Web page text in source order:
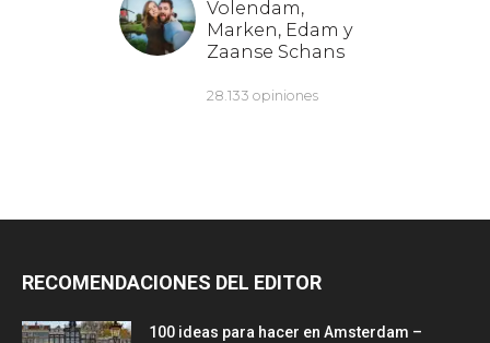
RECOMENDACIONES DEL EDITOR
100 ideas para hacer en Amsterdam –